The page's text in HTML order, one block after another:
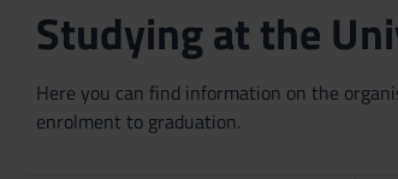
Studying at the
Here you can find information on the
enrolment to graduation.